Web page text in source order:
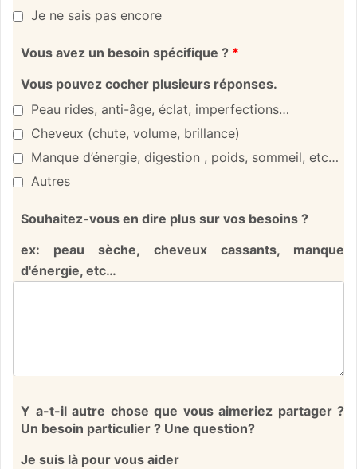
Je ne sais pas encore
Vous avez un besoin spécifique ? *
Vous pouvez cocher plusieurs réponses.
Peau rides, anti-âge, éclat, imperfections…
Cheveux (chute, volume, brillance)
Manque d’énergie, digestion , poids, sommeil, etc…
Autres
Souhaitez-vous en dire plus sur vos besoins ?
ex: peau sèche, cheveux cassants, manque
d'énergie, etc…
Y a-t-il autre chose que vous aimeriez partager ?
Un besoin particulier ? Une question?
Je suis là pour vous aider